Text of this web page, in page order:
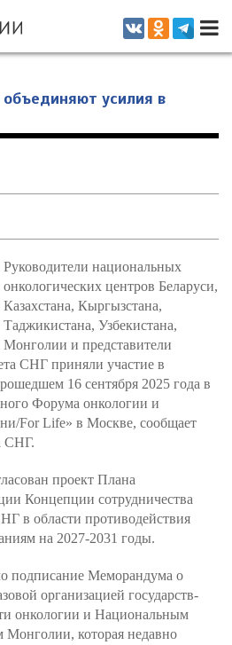
издание, посвященное актуальным
пространстве
усилия в
Руководители национальных
онкологических центров Беларуси,
Казахстана, Кыргызстана,
Таджикистана, Узбекистана,
Монголии и представители
СНГ приняли участие в
16 сентября 2025 года в
Форума онкологии и
For Life» в Москве, сообщает
СНГ.
проект Плана
Концепции сотрудничества
в области противодействия
на 2027-2031 годы.
подписание Меморандума о
организацией государств-
онкологии и Национальным
Монголии, которая недавно